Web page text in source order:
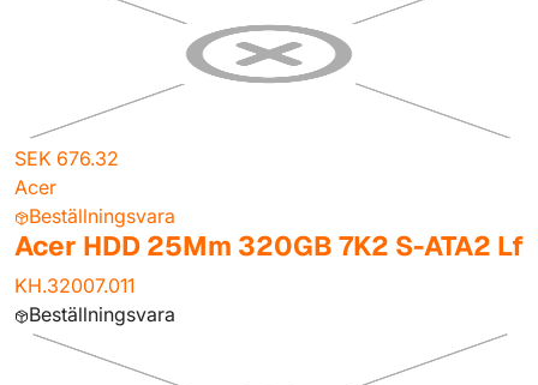
SEK 676.32
Acer
Beställningsvara
Acer HDD 25Mm 320GB 7K2 S-ATA2 Lf
KH.32007.011
Beställningsvara